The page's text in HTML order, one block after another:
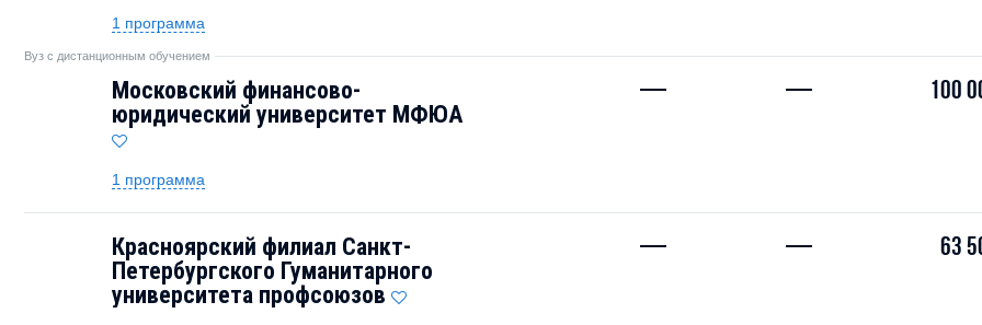
1 программа
Вуз с дистанционным обучением
Московский финансово-
юридический университет МФЮА
— — 100
1 программа
Красноярский филиал Санкт-
Петербургского Гуманитарного
университета профсоюзов
— — 63